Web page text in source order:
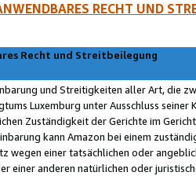
RECHT UND
Recht und Streitbeilegung
und Streitigkeiten aller Art, die
Luxemburg unter Ausschluss
Zuständigkeit der Gerichte im
kann Amazon bei einem
wegen einer tatsächlichen oder
einer anderen natürlichen oder